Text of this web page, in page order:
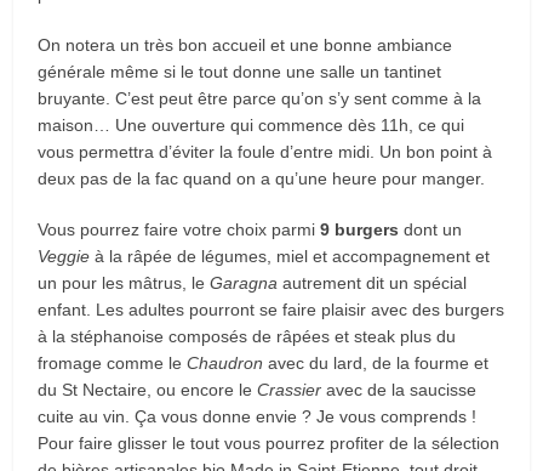
On notera un très bon accueil et une bonne ambiance
générale même si le tout donne une salle un tantinet
bruyante. C’est peut être parce qu’on s’y sent comme à la
maison… Une ouverture qui commence dès 11h, ce qui
vous permettra d’éviter la foule d’entre midi. Un bon point à
deux pas de la fac quand on a qu’une heure pour manger.
Vous pourrez faire votre choix parmi9 burgers dont un
Veggie à la râpée de légumes, miel et accompagnement et
un pour les mâtrus, leGaragna autrement dit un spécial
enfant. Les adultes pourront se faire plaisir avec des burgers
à la stéphanoise composés de râpées et steak plus du
fromage comme leChaudron avec du lard, de la fourme et
du St Nectaire, ou encore leCrassier avec de la saucisse
cuite au vin. Ça vous donne envie ? Je vous comprends !
Pour faire glisser le tout vous pourrez profiter de la sélection